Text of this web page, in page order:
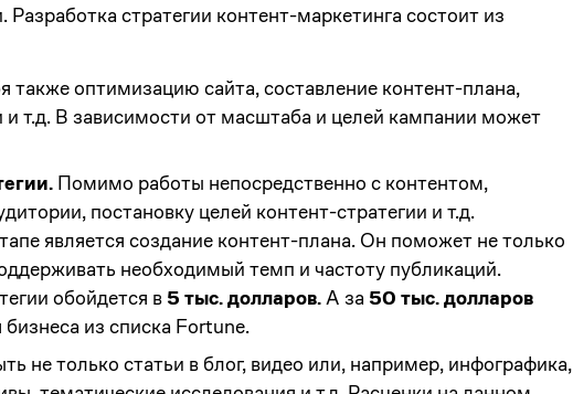
стратегии контент-маркетинга состоит из
также оптимизацию сайта, составление контент-плана,
т.д. В зависимости от масштаба и целей кампании может
Помимо работы непосредственно с контентом,
постановку целей контент-стратегии и т.д.
является создание контент-плана. Он поможет не только
необходимый темп и частоту публикаций.
обойдется в 5 тыс. долларов.А за 50 тыс. долларов
из списка Fortune.
не только статьи в блог, видео или, например, инфографика,